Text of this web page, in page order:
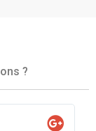
?